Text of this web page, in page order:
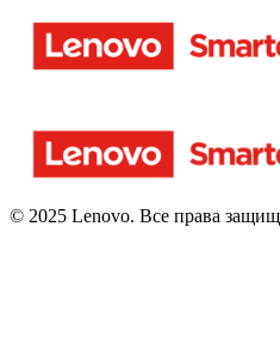
© 2025 Lenovo. Все права